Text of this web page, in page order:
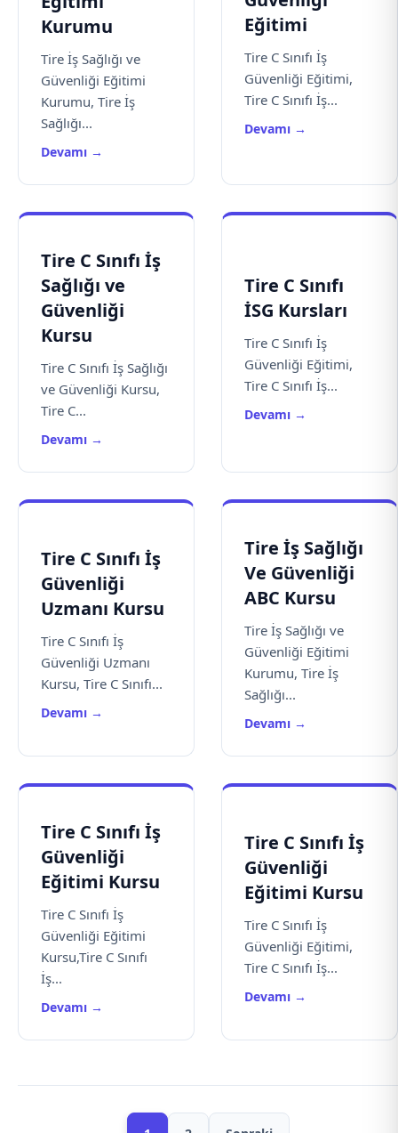
Kurumu
Tire İş Sağlığı ve
Güvenliği Eğitimi
Kurumu, Tire İş
Sağlığı...
Devamı →
Eğitimi
Tire C Sınıfı İş
Güvenliği Eğitimi,
Tire C Sınıfı İş...
Devamı →
Tire C Sınıfı İş
Sağlığı ve
Güvenliği
Kursu
Tire C Sınıfı İş Sağlığı
ve Güvenliği Kursu,
Tire C...
Devamı →
Tire C Sınıfı
İSG Kursları
Tire C Sınıfı İş
Güvenliği Eğitimi,
Tire C Sınıfı İş...
Devamı →
Tire C Sınıfı İş
Güvenliği
Uzmanı Kursu
Tire C Sınıfı İş
Güvenliği Uzmanı
Kursu, Tire C Sınıfı...
Devamı →
Tire İş Sağlığı
Ve Güvenliği
ABC Kursu
Tire İş Sağlığı ve
Güvenliği Eğitimi
Kurumu, Tire İş
Sağlığı...
Devamı →
Tire C Sınıfı İş
Güvenliği
Eğitimi Kursu
Tire C Sınıfı İş
Güvenliği Eğitimi
Kursu,Tire C Sınıfı
İş...
Devamı →
Tire C Sınıfı İş
Güvenliği
Eğitimi Kursu
Tire C Sınıfı İş
Güvenliği Eğitimi,
Tire C Sınıfı İş...
Devamı →